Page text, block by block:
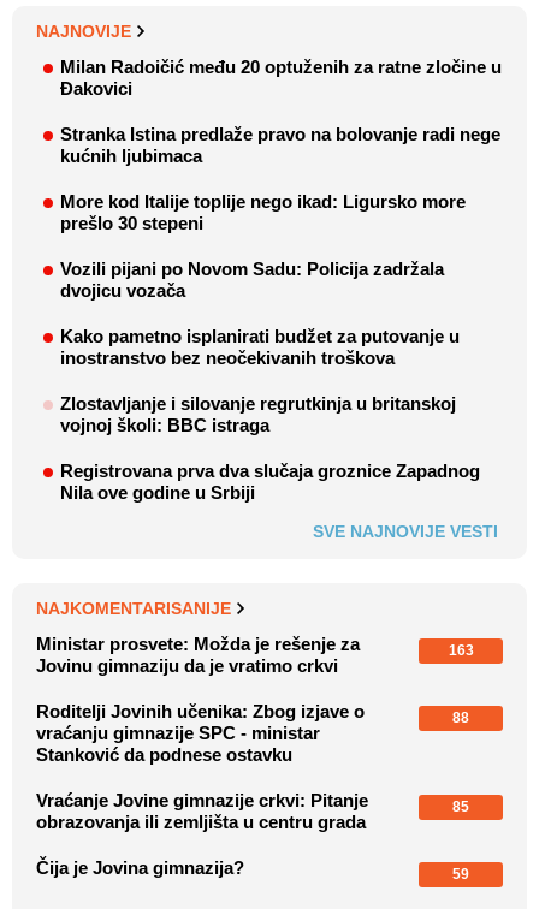
NAJNOVIJE
Milan Radoičić među 20 optuženih za ratne zločine u
Đakovici
Stranka Istina predlaže pravo na bolovanje radi nege
kućnih ljubimaca
More kod Italije toplije nego ikad: Ligursko more
prešlo 30 stepeni
Vozili pijani po Novom Sadu: Policija zadržala
dvojicu vozača
Kako pametno isplanirati budžet za putovanje u
inostranstvo bez neočekivanih troškova
Zlostavljanje i silovanje regrutkinja u britanskoj
vojnoj školi: BBC istraga
Registrovana prva dva slučaja groznice Zapadnog
Nila ove godine u Srbiji
SVE NAJNOVIJE VESTI
NAJKOMENTARISANIJE
Ministar prosvete: Možda je rešenje za
Jovinu gimnaziju da je vratimo crkvi
163
Roditelji Jovinih učenika: Zbog izjave o
vraćanju gimnazije SPC - ministar
Stanković da podnese ostavku
88
Vraćanje Jovine gimnazije crkvi: Pitanje
obrazovanja ili zemljišta u centru grada
85
Čija je Jovina gimnazija? 59